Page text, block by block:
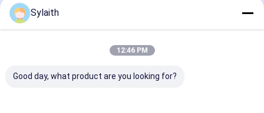
Geadviseerde Producten
Sylaith
12:46 PM
Good day, what product are you looking for?